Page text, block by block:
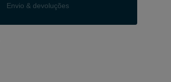
Envio & devoluções